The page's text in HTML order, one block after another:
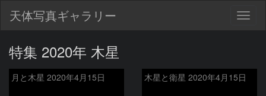
天体写真ギャラリー
特集 2020年 木星
月と木星 2020年4月15日 木星と衛星 2020年4月15日